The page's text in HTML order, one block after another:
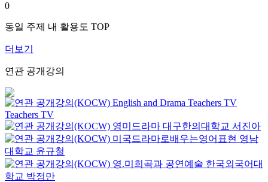
0
동일 주제 내 활용도 TOP
더보기
연관 공개강의
English and Drama Teachers TV
Teachers TV
영미드라마 대구한의대학교 서진아
미국드라마로배우는영어표현 영남
대학교 윤규철
영.미희곡과 공연예술 한국외국어대
학교 박정만